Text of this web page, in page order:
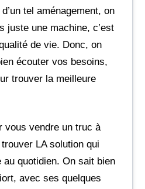
tel aménagement, on
juste une machine, c’est
de vie. Donc, on
écouter vos besoins,
trouver la meilleure
vous vendre un truc à
LA solution qui
quotidien. On sait bien
avec ses quelques